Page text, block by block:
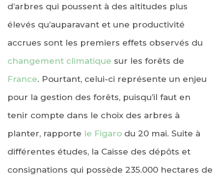
d’arbres qui poussent à des altitudes plus
élevés qu’auparavant et une productivité
accrues sont les premiers effets observés du
changement climatique sur les forêts de
France. Pourtant, celui-ci représente un enjeu
pour la gestion des forêts, puisqu’il faut en
tenir compte dans le choix des arbres à
planter, rapporte le Figaro du 20 mai. Suite à
différentes études, la Caisse des dépôts et
consignations qui possède 235.000 hectares de